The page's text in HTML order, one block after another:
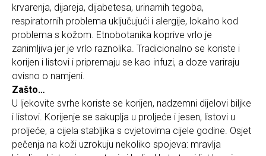
krvarenja, dijareja, dijabetesa, urinarnih tegoba,
respiratornih problema uključujući i alergije, lokalno kod
problema s kožom. Etnobotanika koprive vrlo je
zanimljiva jer je vrlo raznolika. Tradicionalno se koriste i
korijen i listovi i pripremaju se kao infuzi, a doze variraju
ovisno o namjeni.
Zašto…
U ljekovite svrhe koriste se korijen, nadzemni dijelovi biljke
i listovi. Korijenje se sakuplja u proljeće i jesen, listovi u
proljeće, a cijela stabljika s cvjetovima cijele godine. Osjet
pečenja na koži uzrokuju nekoliko spojeva: mravlja